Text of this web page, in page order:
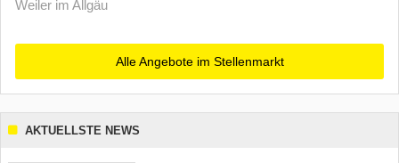
Weiler im Allgäu
Alle Angebote im Stellenmarkt
AKTUELLSTE NEWS